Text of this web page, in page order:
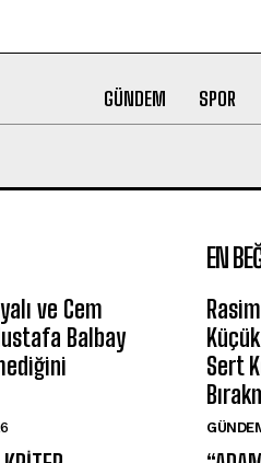
GÜNDEM SPOR
ve Cem
Balbay
EN
Sert